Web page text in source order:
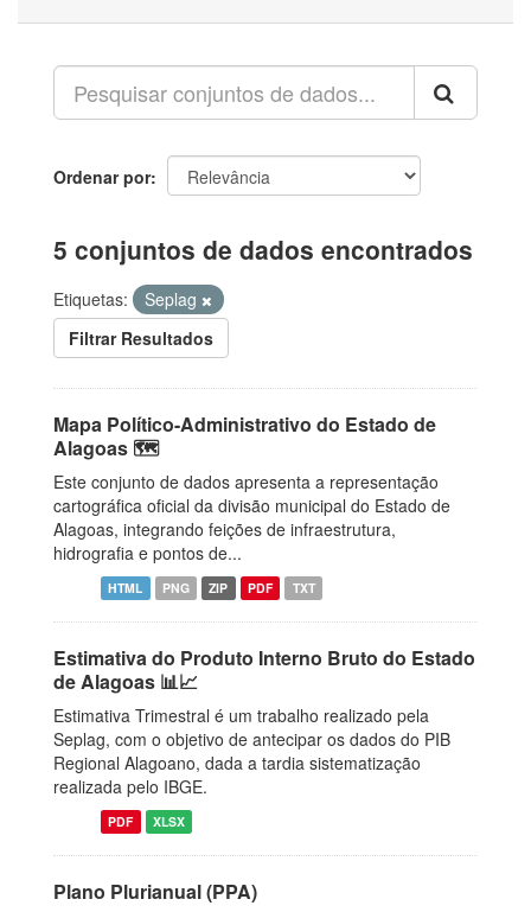
Ordenar por
5 conjuntos de dados encontrados
Etiquetas:
Seplag
Filtrar Resultados
Mapa Político-Administrativo do Estado de
Alagoas 🗺️
Este conjunto de dados apresenta a representação
cartográfica oficial da divisão municipal do Estado de
Alagoas, integrando feições de infraestrutura,
hidrografia e pontos de...
HTML PNG ZIP PDF TXT
Estimativa do Produto Interno Bruto do Estado
de Alagoas 📊📈
Estimativa Trimestral é um trabalho realizado pela
Seplag, com o objetivo de antecipar os dados do PIB
Regional Alagoano, dada a tardia sistematização
realizada pelo IBGE.
PDF XLSX
Plano Plurianual (PPA)